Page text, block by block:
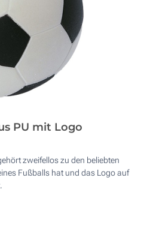
PU mit Logo
zweifellos zu den beliebten
Fußballs hat und das Logo auf